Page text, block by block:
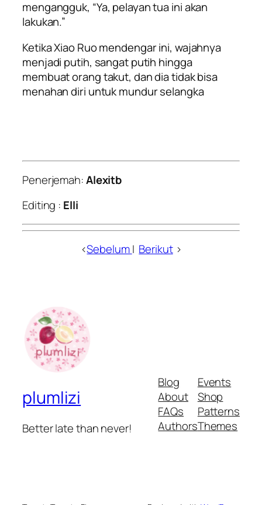
mengangguk, “Ya, pelayan tua ini akan
lakukan.”
Ketika Xiao Ruo mendengar ini, wajahnya
menjadi putih, sangat putih hingga
membuat orang takut, dan dia tidak bisa
menahan diri untuk mundur selangka
Penerjemah:Alexitb
Editing : Elli
<SebelumI Berikut>
plumlizi
Better late than never!
Blog
About
FAQs
Authors
Events
Shop
Patterns
Themes